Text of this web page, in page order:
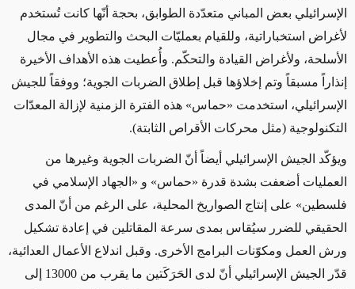
الإسرائيلي بعض المباني متعدّدة الطوابق، بحجة أنّها كانت تُستخدم
لأغراض استخباراتية، وللقيام بعمليّات البحث والتطوير في مجال
الأسلحة، ولأغراض القيادة والتحكّم. وأُعطيت هذه الأهداف الأخيرة
إنذاراً مسبقاً وتم إخلاؤها قبل إطلاق الضربات الجوية؛ ووفقاً للجيش
الإسرائيلي، استخدمت «حماس» هذه الفترة الزمنية لإزالة المعدّات
التكنولوجية (مثل محركات الأقراص الثابتة).
ويؤكّد الجيش الإسرائيلي أيضاً أنّ الضربات الجوية وغيرها من
العمليات أضعفت بشدة قدرة «حماس» و «الجهاد الإسلامي في
فلسطين» على إنتاج الصواريخ المحلية، على الرغم من أنّ المدى
الحقيقي للضرر سيُقاس بمدى سرعة المقاتلين في إعادة تشكيل
ورش العمل ومكوّنات البرامج الأخرى. وقبل اندلاع الأعمال العدائية،
قدّر الجيش الإسرائيلي أنّ لدى الحَرَكَتين ما يقرب من 13000 إلى